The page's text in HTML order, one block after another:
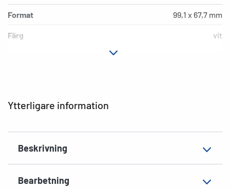
Ytterligare information
Beskrivning
Bearbetning
Format 99,1 x 67,7 mm
Färg vit
havsvattenbeständiga